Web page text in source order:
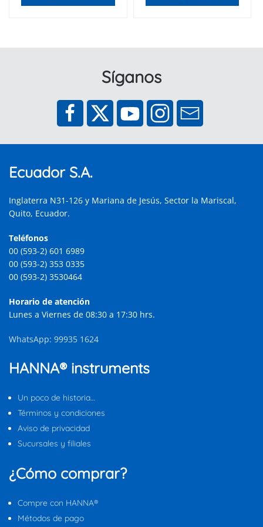
Síganos
Ecuador S.A.
Inglaterra N31-126 y Mariana de Jesús, Sector la Mariscal,
Quito, Ecuador.
Teléfonos
00 (593-2) 601 6989
00 (593-2) 353 0335
00 (593-2) 3530464
Horario de atención
Lunes a Viernes de 08:30 a 17:30 hrs.
WhatsApp: 99935 1624
HANNA® instruments
Un poco de historia…
Términos y condiciones
Aviso de privacidad
Sucursales y filiales
¿Cómo comprar?
Compre con HANNA®
Métodos de pago